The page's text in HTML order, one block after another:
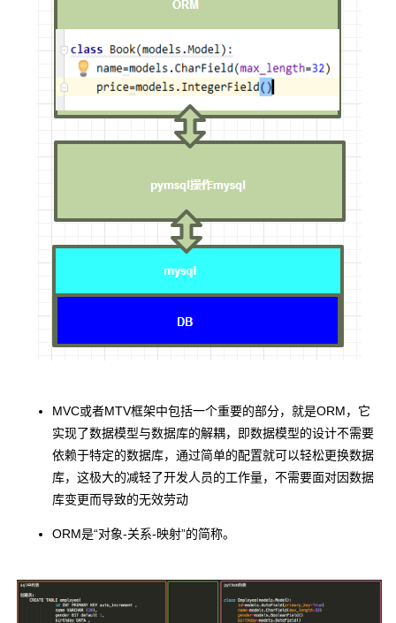
MVC或者MTV框架中包括一个重要的部分，就是ORM，它
实现了数据模型与数据库的解耦，即数据模型的设计不需要
依赖于特定的数据库，通过简单的配置就可以轻松更换数据
库，这极大的减轻了开发人员的工作量，不需要面对因数据
库变更而导致的无效劳动
ORM是“对象-关系-映射”的简称。